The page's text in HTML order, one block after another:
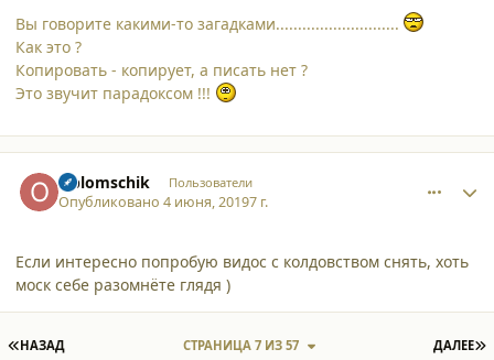
Вы говорите какими-то загадками............................
Как это ?
Копировать - копирует, а писать нет ?
Это звучит парадоксом !!!
Oblomschik Пользователи
Опубликовано4 июня, 20197 г.
Если интересно попробую видос с колдовством снять, хоть
моск себе разомнёте глядя )
ПЕРВАЯ СТРАНИЦА
НАЗАД ДАЛЕЕ
СТРАНИЦА 7 ИЗ 57